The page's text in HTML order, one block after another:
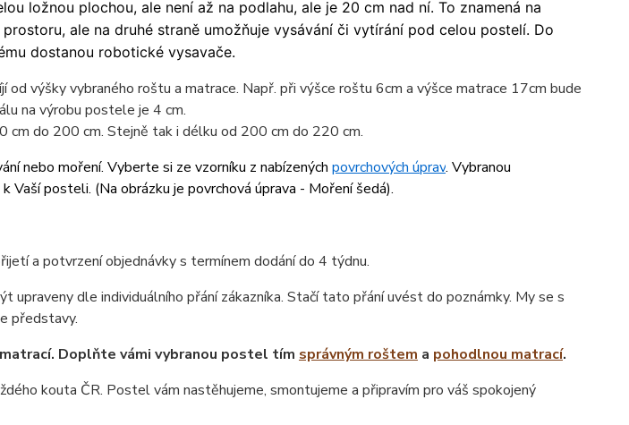
ložnou plochou, ale není až na podlahu, ale je 20 cm nad ní. To znamená na
ale na druhé straně umožňuje vysávání či vytírání pod celou postelí. Do
dostanou robotické vysavače.
výšky vybraného roštu a matrace. Např. při výšce roštu 6cm a výšce matrace 17cm bude
na výrobu postele je 4 cm.
do 200 cm. Stejně tak i délku od 200 cm do 220 cm.
nebo moření. Vyberte si ze vzorníku z nabízených povrchových úprav. Vybranou
Vaší posteli. (Na obrázku je povrchová úprava - Moření šedá).
a potvrzení objednávky s termínem dodání do 4 týdnu.
upraveny dle individuálního přání zákazníka. Stačí tato přání uvést do poznámky. My se s
představy.
Doplňte vámi vybranou postel tím správným roštem a pohodlnou matrací.
kouta ČR. Postel vám nastěhujeme, smontujeme a připravím pro váš spokojený